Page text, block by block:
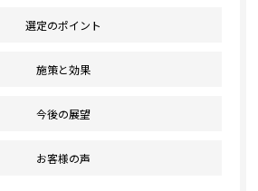
選定のポイント
施策と効果
今後の展望
お客様の声